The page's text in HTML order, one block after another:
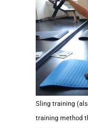
Sling training
training method